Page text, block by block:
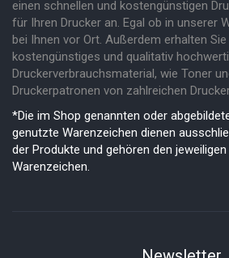
einen schnellen und kostengünstigen
für Ihren Drucker an. Egal ob in unserer
bei Ihnen vor Ort. Außerdem erhalten
kostengünstiges und qualitativ
Druckerverbrauchsmaterial, wie Toner
Druckerpatronen von zahlreichen
*Die im Shop genannten oder
genutzte Warenzeichen dienen
der Produkte und gehören den
Warenzeichen.